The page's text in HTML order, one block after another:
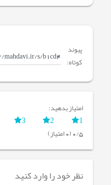
پیوند
کوتاه:
امتیاز بدهید:
1
2
3
0/5 (0 امتیاز)
نظر خود را وارد کنید